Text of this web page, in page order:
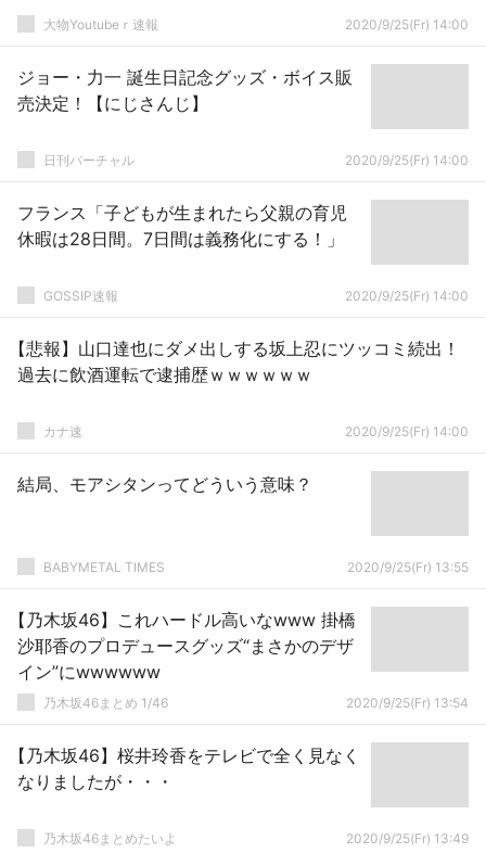
大物Youtubeｒ速報 2020/9/25(Fr) 14:00
ジョー・力一 誕生日記念グッズ・ボイス販
売決定！【にじさんじ】
日刊バーチャル 2020/9/25(Fr) 14:00
フランス「子どもが生まれたら父親の育児
休暇は28日間。7日間は義務化にする！」
GOSSIP速報 2020/9/25(Fr) 14:00
【悲報】山口達也にダメ出しする坂上忍にツッコミ続出！
過去に飲酒運転で逮捕歴ｗｗｗｗｗｗ
カナ速 2020/9/25(Fr) 14:00
結局、モアシタンってどういう意味？
BABYMETAL TIMES 2020/9/25(Fr) 13:55
【乃木坂46】これハードル高いなwww 掛橋
沙耶香のプロデュースグッズ“まさかのデザ
イン”にwwwwww
乃木坂46まとめ 1/46 2020/9/25(Fr) 13:54
【乃木坂46】桜井玲香をテレビで全く見なく
なりましたが・・・
乃木坂46まとめたいよ 2020/9/25(Fr) 13:49